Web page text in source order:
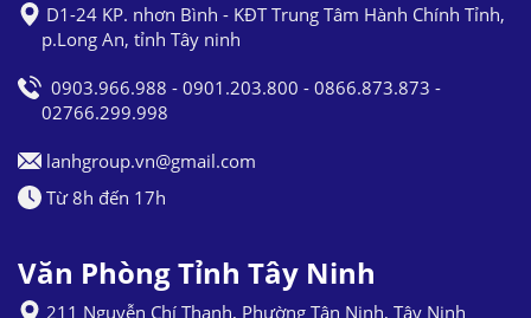
D1-24 KP. nhơn Bình - KĐT Trung Tâm Hành Chính Tỉnh,
p.Long An, tỉnh Tây ninh
0903.966.988 - 0901.203.800 - 0866.873.873 -
02766.299.998
lanhgroup.vn@gmail.com
Từ 8h đến 17h
Văn Phòng Tỉnh Tây Ninh
211 Nguyễn Chí Thanh, Phường Tân Ninh, Tây Ninh